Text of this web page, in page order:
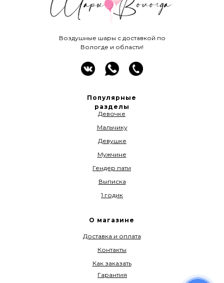
Воздушные шары с доставкой по
Вологде и области!
О магазине
Доставка и оплата
Контакты
Как заказать
Гарантия
Популярные
разделы
Девочке
Мальчику
Девушке
Мужчине
Гендер пати
Выписка
1 годик